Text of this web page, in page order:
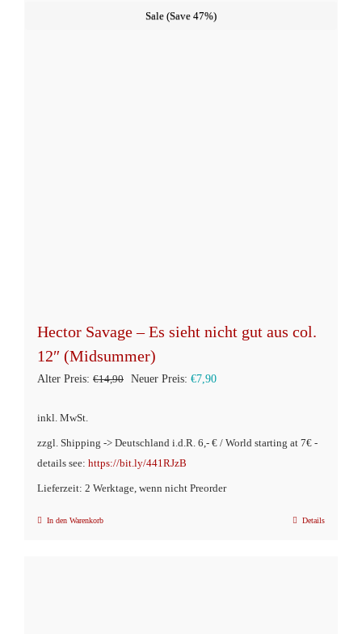
Sale (Save 47%)
Hector Savage – Es sieht nicht gut aus col.
12″ (Midsummer)
Alter Preis: €14,90 Ursprünglicher
€14,90
Neuer Preis: €7,90Aktueller
€7,90.
inkl. MwSt.
zzgl. Shipping -> Deutschland i.d.R. 6,- € / World starting at 7€ -
details see: https://bit.ly/441RJzB
Lieferzeit: 2 Werktage, wenn nicht Preorder
In den Warenkorb Details